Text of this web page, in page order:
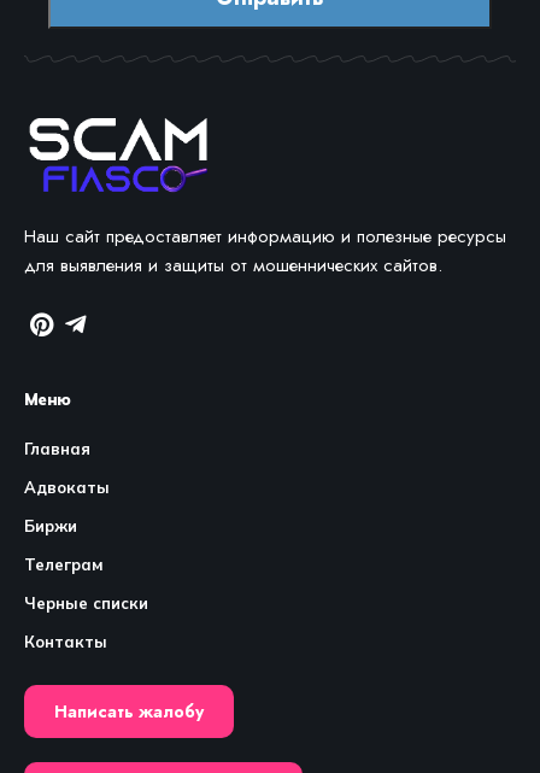
Наш сайт предоставляет информацию и полезные ресурсы
для выявления и защиты от мошеннических сайтов.
Меню
Главная
Адвокаты
Биржи
Телеграм
Черные списки
Контакты
Написать жалобу